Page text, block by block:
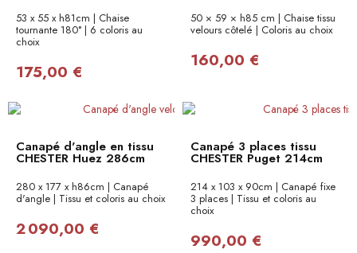
53 x 55 x h81cm | Chaise
tournante 180° | 6 coloris au
choix
175,00 €
50 × 59 × h85 cm | Chaise tissu
velours côtelé | Coloris au choix
160,00 €
Canapé d'angle en tissu
CHESTER Huez 286cm
280 x 177 x h86cm | Canapé
d'angle | Tissu et coloris au choix
2 090,00 €
Canapé 3 places tissu
CHESTER Puget 214cm
214 x 103 x 90cm | Canapé fixe
3 places | Tissu et coloris au
choix
990,00 €